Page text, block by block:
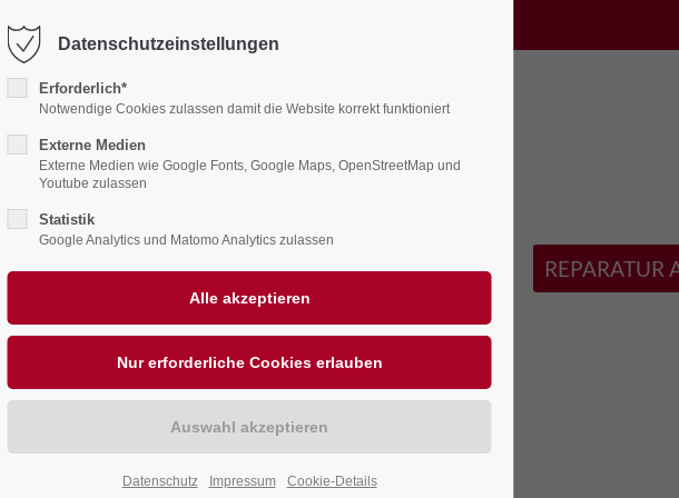
"offcanvas-col2"
leider nicht.
PHOTOVOLTAIK JOBS BEHRENS REPARATUR
Datenschutzeinstellungen
Erforderlich*
Notwendige Cookies zulassen damit die Website korrekt funktioniert
Externe Medien
Externe Medien wie Google Fonts, Google Maps, OpenStreetMap und
Youtube zulassen
Statistik
Google Analytics und Matomo Analytics zulassen
Datenschutz Impressum Cookie-Details